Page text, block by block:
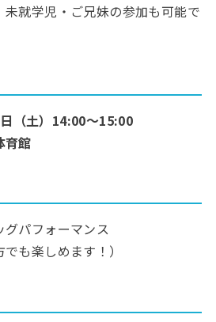
就学児・ご兄妹の参加も可能で
（土）14:00〜15:00
育館
グパフォーマンス
も楽しめます！）